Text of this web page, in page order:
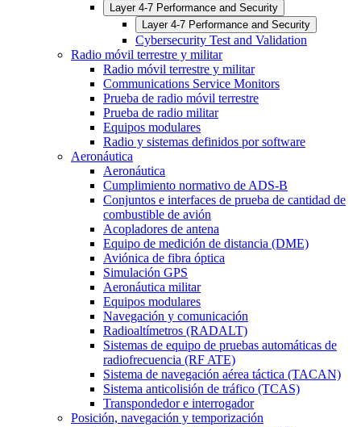
Layer 4-7 Performance and Security
Layer 4-7 Performance and Security
Cybersecurity Test and Validation
Radio móvil terrestre y militar
Radio móvil terrestre y militar
Communications Service Monitors
Prueba de radio móvil terrestre
Prueba de radio militar
Equipos modulares
Radio y sistemas definidos por software
Aeronáutica
Aeronáutica
Cumplimiento normativo de ADS-B
Conjuntos e interfaces de prueba de cantidad de
combustible de avión
Acopladores de antena
Equipo de medición de distancia (DME)
Aviónica de fibra óptica
Simulación GPS
Aeronáutica militar
Equipos modulares
Navegación y comunicación
Radioaltímetros (RADALT)
Sistemas de equipo de pruebas automáticas de
radiofrecuencia (RF ATE)
Sistema de navegación aérea táctica (TACAN)
Sistema anticolisión de tráfico (TCAS)
Transpondedor e interrogador
Posición, navegación y temporización